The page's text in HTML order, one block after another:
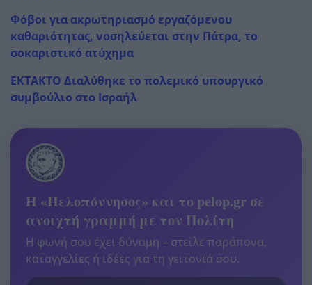
Φόβοι για ακρωτηριασμό εργαζόμενου
καθαριότητας, νοσηλεύεται στην Πάτρα, το
σοκαριστικό ατύχημα
EKTAKTO Διαλύθηκε το πολεμικό υπουργικό
συμβούλιο στο Ισραήλ
Η «Πελοπόννησος» και το pelop.gr σε
ανοιχτή γραμμή με τον Πολίτη
Η φωνή σου έχει δύναμη – στείλε παράπονα,
καταγγελίες ή ιδέες για τη γειτονιά σου.